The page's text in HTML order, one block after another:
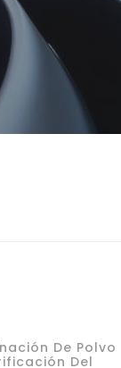
De Polvo
Del